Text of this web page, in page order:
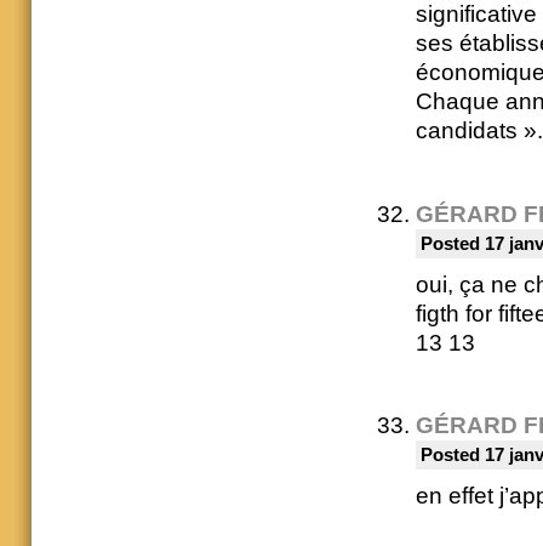
significative
ses
Chaque
candidats ».
GÉRARD
Posted 17
oui, ça ne
figth for
13 13
GÉRARD
Posted 17
en effet